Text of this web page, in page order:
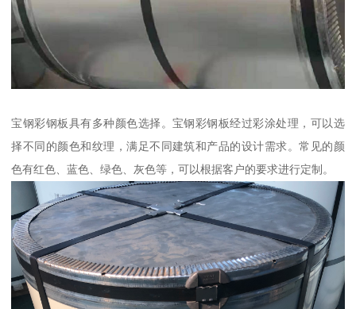
宝钢彩钢板具有多种颜色选择。宝钢彩钢板经过彩涂处理，可以选
择不同的颜色和纹理，满足不同建筑和产品的设计需求。常见的颜
色有红色、蓝色、绿色、灰色等，可以根据客户的要求进行定制。